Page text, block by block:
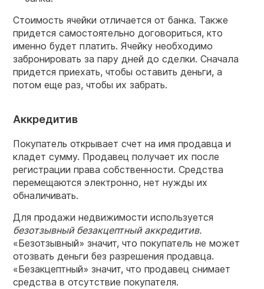
Стоимость ячейки отличается от банка. Также
придется самостоятельно договориться, кто
именно будет платить. Ячейку необходимо
забронировать за пару дней до сделки. Сначала
придется приехать, чтобы оставить деньги, а
потом еще раз, чтобы их забрать.
Аккредитив
Покупатель открывает счет на имя продавца и
кладет сумму. Продавец получает их после
регистрации права собственности. Средства
перемещаются электронно, нет нужды их
обналичивать.
Для продажи недвижимости используется
безотзывный безакцептный аккредитив.
«Безотзывный» значит, что покупатель не может
отозвать деньги без разрешения продавца.
«Безакцептный» значит, что продавец снимает
средства в отсутствие покупателя.